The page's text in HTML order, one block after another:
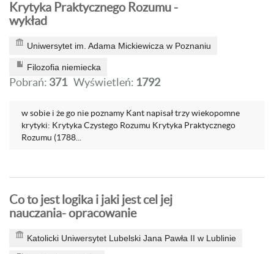
Krytyka Praktycznego Rozumu -
wykład
Uniwersytet im. Adama Mickiewicza w Poznaniu
Filozofia niemiecka
Pobrań: 371 Wyświetleń: 1792
w sobie i że go nie poznamy Kant napisał trzy wiekopomne
krytyki: Krytyka Czystego Rozumu Krytyka Praktycznego
Rozumu (1788...
Co to jest logika i jaki jest cel jej
nauczania- opracowanie
Katolicki Uniwersytet Lubelski Jana Pawła II w Lublinie